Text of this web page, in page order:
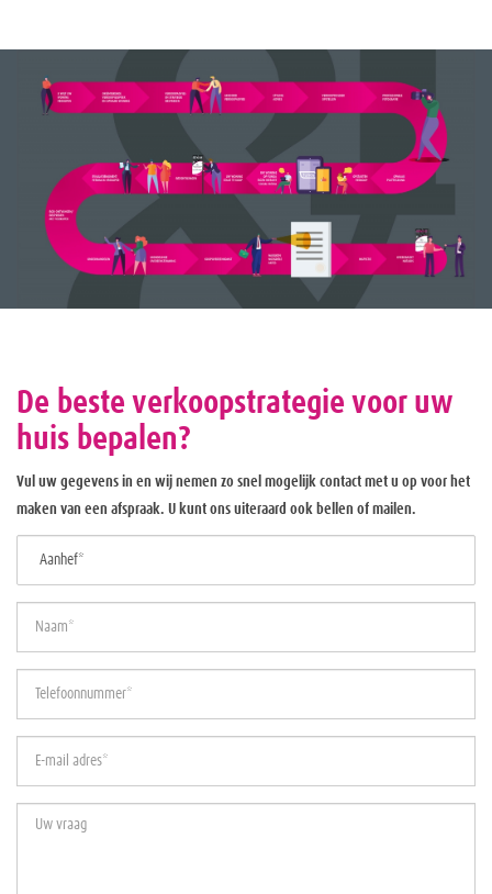
De beste verkoopstrategie voor uw
huis bepalen?
Vul uw gegevens in en wij nemen zo snel mogelijk contact met u op voor het
maken van een afspraak. U kunt ons uiteraard ook bellen of mailen.
Aanhef*